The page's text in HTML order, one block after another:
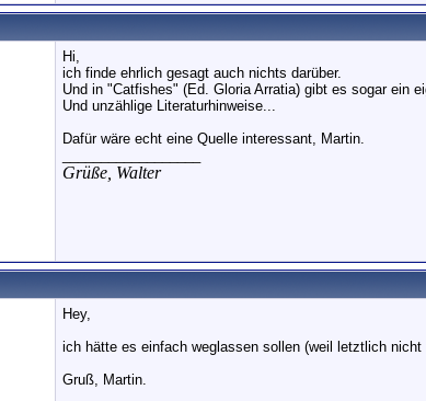
Hi,
ich finde ehrlich gesagt auch nichts darüber.
Und in "Catfishes" (Ed. Gloria Arratia) gibt es sogar ein
Und unzählige Literaturhinweise...
Dafür wäre echt eine Quelle interessant, Martin.
Grüße, Walter
Hey,
ich hätte es einfach weglassen sollen (weil letztlich
Gruß, Martin.